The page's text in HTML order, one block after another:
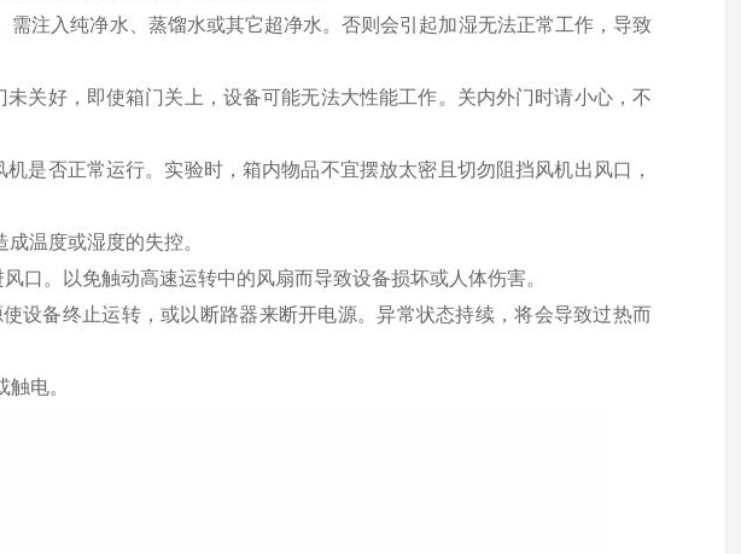
需注入纯净水、蒸馏水或其它超净水。否则会引起加湿无法正常工作，导致
关好，即使箱门关上，设备可能无法大性能工作。关内外门时请小心，不
是否正常运行。实验时，箱内物品不宜摆放太密且切勿阻挡风机出风口，
温度或湿度的失控。
口。以免触动高速运转中的风扇而导致设备损坏或人体伤害。
设备终止运转，或以断路器来断开电源。异常状态持续，将会导致过热而
电。